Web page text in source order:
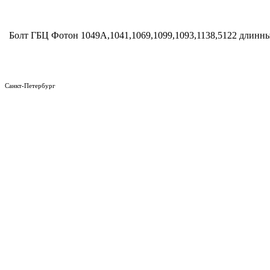
Болт ГБЦ Фотон 1049А,1041,1069,1099,1093,1138,5122
Санкт-Петербург